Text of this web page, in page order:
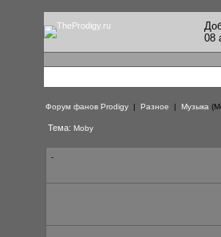
08
Форум фанов Prodigy | Разное | Музыка
Тема: Moby
-